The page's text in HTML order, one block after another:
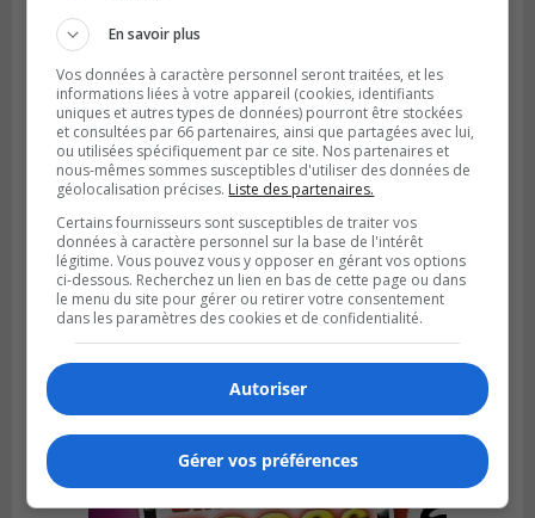
LA PRAIRIE
Publié le 4 août 2026 à 15h50
Le mur du rempart de La Prairie retrouve
sa jeunesse
En savoir plus
Vos données à caractère personnel seront traitées, et les
informations liées à votre appareil (cookies, identifiants
uniques et autres types de données) pourront être stockées
et consultées par 66 partenaires, ainsi que partagées avec lui,
ou utilisées spécifiquement par ce site. Nos partenaires et
nous-mêmes sommes susceptibles d'utiliser des données de
géolocalisation précises. Liste des partenaires.
Certains fournisseurs sont susceptibles de traiter vos
données à caractère personnel sur la base de l'intérêt
légitime. Vous pouvez vous y opposer en gérant vos options
ci-dessous. Recherchez un lien en bas de cette page ou dans
le menu du site pour gérer ou retirer votre consentement
dans les paramètres des cookies et de confidentialité.
Autoriser
Gérer vos préférences